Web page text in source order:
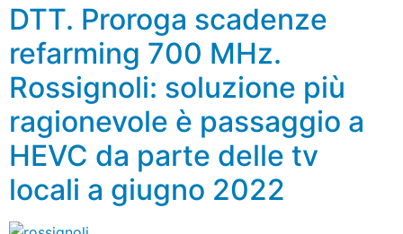
DTT. Proroga scadenze
refarming 700 MHz.
Rossignoli: soluzione più
ragionevole è passaggio a
HEVC da parte delle tv
locali a giugno 2022